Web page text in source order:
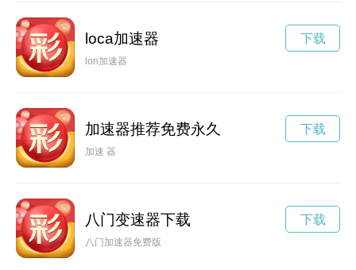
loca加速器
lon加速器
下载
加速器推荐免费永久
加速 器
下载
八门变速器下载
八门加速器免费版
下载